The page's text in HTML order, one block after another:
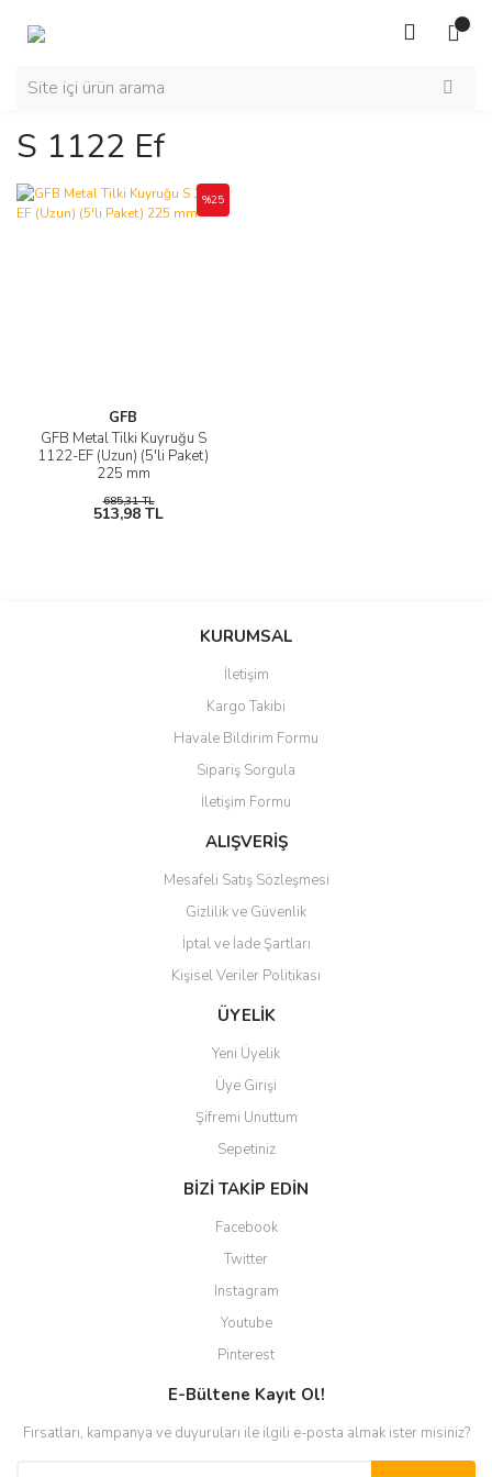
S 1122 Ef
GFB
GFB Metal Tilki Kuyruğu S
1122-EF (Uzun) (5'li Paket)
225 mm
%25
685,31 TL
513,98 TL
KURUMSAL
İletişim
Kargo Takibi
Havale Bildirim Formu
Sipariş Sorgula
İletişim Formu
ALIŞVERİŞ
Mesafeli Satış Sözleşmesi
Gizlilik ve Güvenlik
İptal ve İade Şartları
Kişisel Veriler Politikası
ÜYELİK
Yeni Üyelik
Üye Girişi
Şifremi Unuttum
Sepetiniz
BİZİ TAKİP EDİN
Facebook
Twitter
Instagram
Youtube
Pinterest
E-Bültene Kayıt Ol!
Fırsatları, kampanya ve duyuruları ile ilgili e-posta almak ister misiniz?